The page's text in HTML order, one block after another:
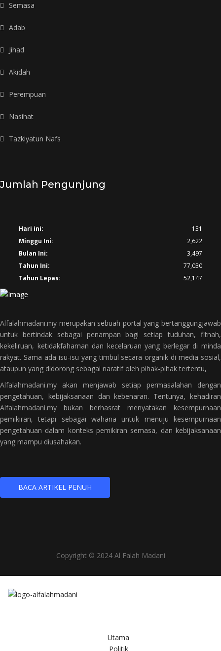
Semasa
Adab
Jihad
Akidah
Perempuan
Nasihat
Tazkiyatun Nafs
Jumlah Pengunjung
Hari ini:
131
Minggu Ini:
2,622
Bulan Ini:
3,497
Tahun Ini:
77,030
Tahun Lepas:
52,147
Alfalahmadani.my merupakan sebuah portal yang bertanggungjawab
untuk bertindak sebagai penampan bagi setiap tuduhan, fitnah,
kekeliruan, ketidakfahaman dan kecelaruan yang berlegar di minda
rakyat. Sama ada isu-isu yang timbul secara organik di media sosial,
ataupun yang didorong sebagai naratif oleh pihak-pihak tertentu,
Alfalahmadani.my akan menjawab setiap permasalahan dengan
pengetahuan, kebijaksanaan dan kebenaran. Tentunya, kehadiran
Alfalahmadani.my bukan berhasrat menyatakan kesempurnaan
pemikiran, tetapi sebagai wahana untuk menuju kesempurnaan
pengetahuan dalam konteks pemikiran semasa, dan kebijaksanaan
yang mampu diusahakan.
BACA ARTIKEL PENUH
Copyright © 2024 Al Falah Madani
Utama
Politik